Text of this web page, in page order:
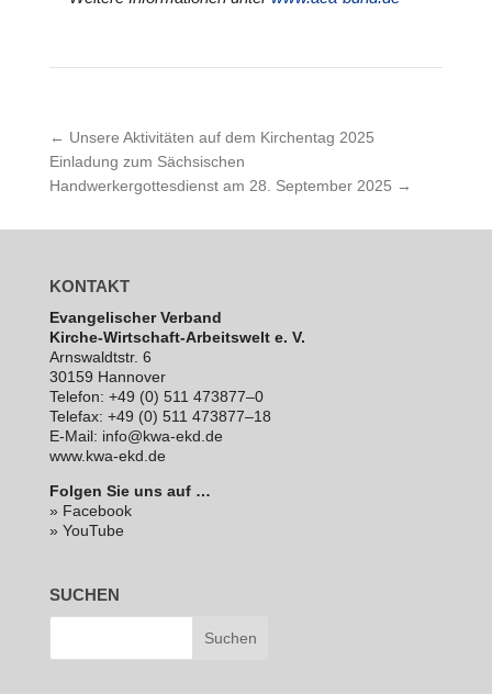
← Unsere Aktivitäten auf dem Kirchentag 2025
Einladung zum Sächsischen
Handwerkergottesdienst am 28. September 2025 →
KONTAKT
Evan­ge­li­scher Verband
Kirche-Wirt­schaft-Arbeits­welt e. V.
Arns­waldt­str. 6
30159 Hannover
Telefon: +49 (0) 511 473877–0
Telefax: +49 (0) 511 473877–18
E‑Mail: info@kwa-ekd.de
www.kwa-ekd.de
Folgen Sie uns auf …
» Facebook
» YouTube
SUCHEN